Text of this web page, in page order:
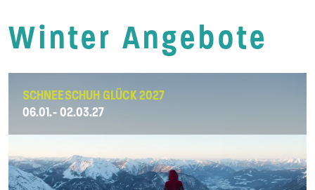
Winter Angebote
SCHNEESCHUH GLÜCK 2027
06.01.- 02.03.27